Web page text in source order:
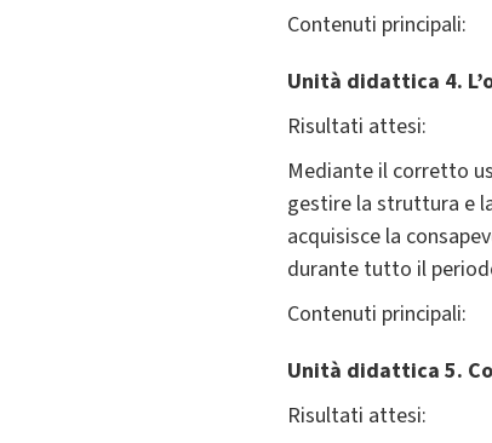
Contenuti principali:
Unità didattica 4.
Risultati attesi:
Mediante il corretto
gestire la struttura e
acquisisce la
durante tutto il
Contenuti principali:
Unità didattica 5.
Risultati attesi: